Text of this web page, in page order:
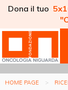
Dona il tuo
HOME PAGE